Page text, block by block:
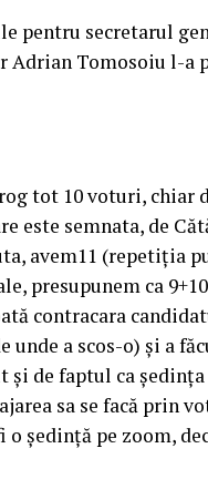
pentru secretarul
Adrian Tomosoiu l-a
tot 10 voturi, chiar
este semnata, de
avem11 (repetiția
presupunem ca
contracara
a scos-o) și a
de faptul ca ședința
sa se facă prin
ședință pe zoom,